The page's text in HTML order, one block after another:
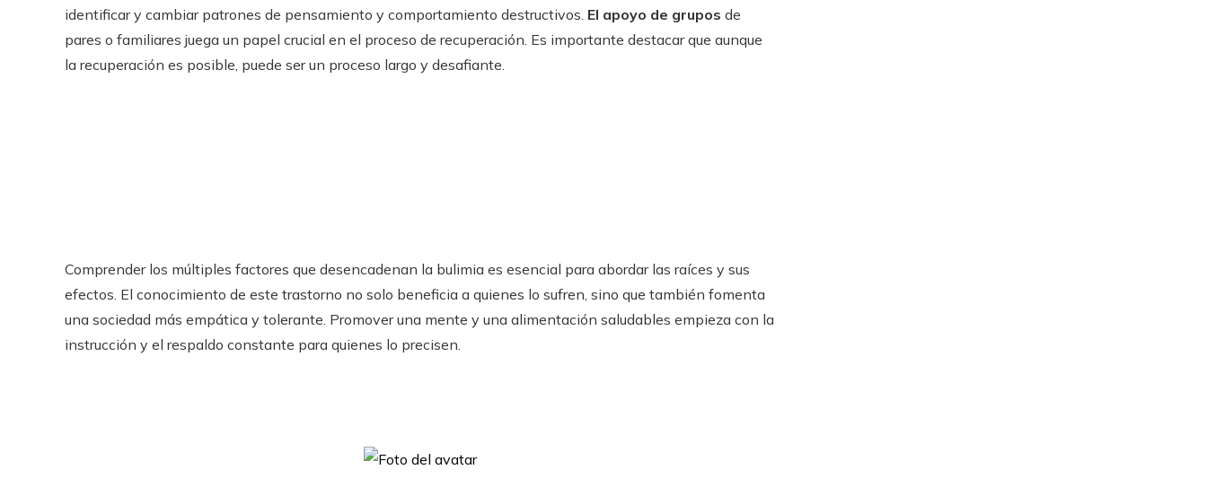
identificar y cambiar patrones de pensamiento y comportamiento destructivos. El apoyo de grupos de
pares o familiares juega un papel crucial en el proceso de recuperación. Es importante destacar que aunque
la recuperación es posible, puede ser un proceso largo y desafiante.
Comprender los múltiples factores que desencadenan la bulimia es esencial para abordar las raíces y sus
efectos. El conocimiento de este trastorno no solo beneficia a quienes lo sufren, sino que también fomenta
una sociedad más empática y tolerante. Promover una mente y una alimentación saludables empieza con la
instrucción y el respaldo constante para quienes lo precisen.